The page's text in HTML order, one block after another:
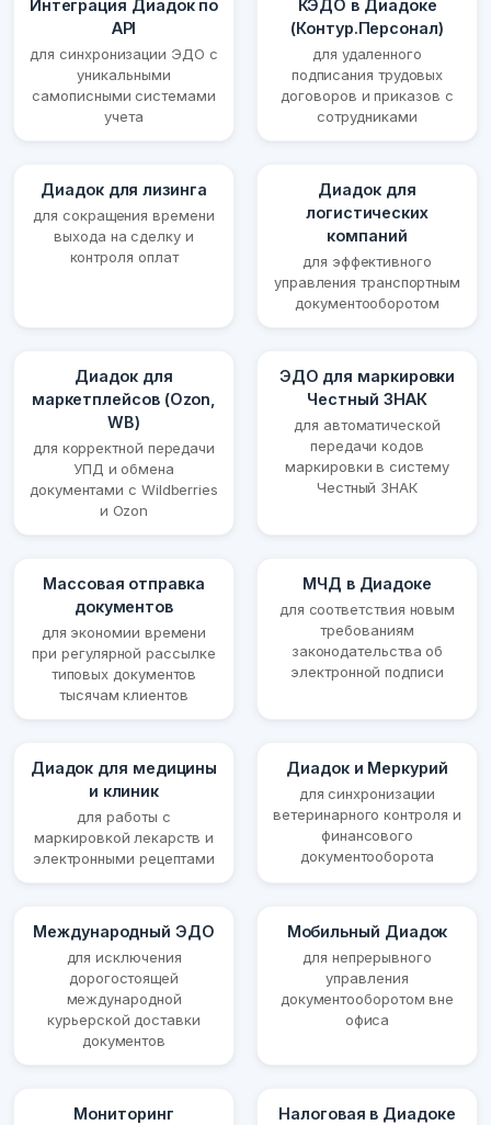
Интеграция Диадок по
API
для синхронизации ЭДО с
уникальными
самописными системами
учета
КЭДО в Диадоке
(Контур.Персонал)
для удаленного
подписания трудовых
договоров и приказов с
сотрудниками
Диадок для лизинга
для сокращения времени
выхода на сделку и
контроля оплат
Диадок для
логистических
компаний
для эффективного
управления транспортным
документооборотом
Диадок для
маркетплейсов (Ozon,
WB)
для корректной передачи
УПД и обмена
документами с Wildberries
и Ozon
ЭДО для маркировки
Честный ЗНАК
для автоматической
передачи кодов
маркировки в систему
Честный ЗНАК
Массовая отправка
документов
для экономии времени
при регулярной рассылке
типовых документов
тысячам клиентов
МЧД в Диадоке
для соответствия новым
требованиям
законодательства об
электронной подписи
Диадок для медицины
и клиник
для работы с
маркировкой лекарств и
электронными рецептами
Диадок и Меркурий
для синхронизации
ветеринарного контроля и
финансового
документооборота
Международный ЭДО
для исключения
дорогостоящей
международной
курьерской доставки
документов
Мобильный Диадок
для непрерывного
управления
документооборотом вне
офиса
Мониторинг
Налоговая в Диадоке